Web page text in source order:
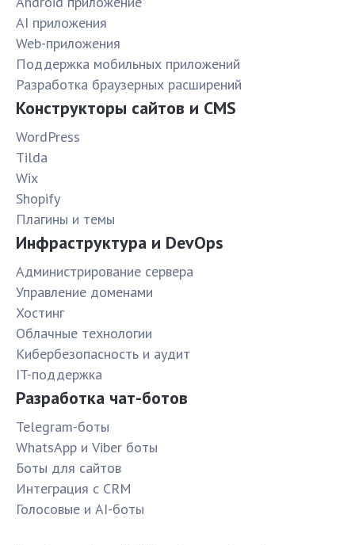
AI приложения
Web-приложения
Поддержка мобильных приложений
Разработка браузерных расширений
Конструкторы сайтов и CMS
WordPress
Tilda
Wix
Shopify
Плагины и темы
Инфраструктура и DevOps
Администрирование сервера
Управление доменами
Хостинг
Облачные технологии
Кибербезопасность и аудит
IT-поддержка
Разработка чат-ботов
Telegram-боты
WhatsApp и Viber боты
Боты для сайтов
Интеграция с CRM
Голосовые и AI-боты